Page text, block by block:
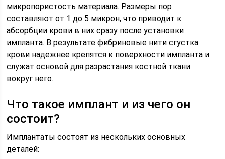
микропористость материала. Размеры пор
составляют от 1 до 5 микрон, что приводит к
абсорбции крови в них сразу после установки
импланта. В результате фибриновые нити сгустка
крови надежнее крепятся к поверхности импланта и
служат основой для разрастания костной ткани
вокруг него.
Что такое имплант и из чего он
состоит?
Имплантаты состоят из нескольких основных
деталей: